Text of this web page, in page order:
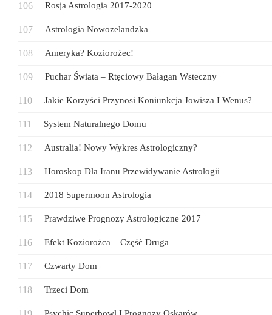
Rosja Astrologia 2017-2020
Astrologia Nowozelandzka
Ameryka? Koziorożec!
Puchar Świata – Rtęciowy Bałagan Wsteczny
Jakie Korzyści Przynosi Koniunkcja Jowisza I Wenus?
System Naturalnego Domu
Australia! Nowy Wykres Astrologiczny?
Horoskop Dla Iranu Przewidywanie Astrologii
2018 Supermoon Astrologia
Prawdziwe Prognozy Astrologiczne 2017
Efekt Koziorożca – Część Druga
Czwarty Dom
Trzeci Dom